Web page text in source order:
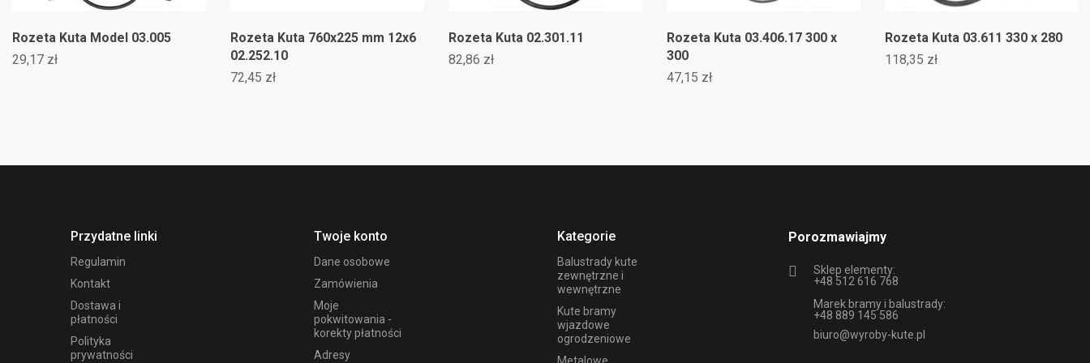
Rozeta Kuta Model 03.005
29,17 zł
Rozeta Kuta 760x225 mm 12x6
02.252.10
72,45 zł
Rozeta Kuta 02.301.11
82,86 zł
Rozeta Kuta 03.406.17 300 x
300
47,15 zł
Rozeta Kuta 03.611 330 x 280
118,35 zł
Przydatne linki
Regulamin
Kontakt
Dostawa i
płatności
Polityka
prywatności
Twoje konto
Dane osobowe
Zamówienia
Moje
pokwitowania -
korekty płatności
Adresy
Kategorie
Balustrady kute
zewnętrzne i
wewnętrzne
Kute bramy
wjazdowe
ogrodzeniowe
Metalowe
Porozmawiajmy
Sklep elementy:
+48 512 616 768
Marek bramy i balustrady:
+48 889 145 586
biuro@wyroby-kute.pl